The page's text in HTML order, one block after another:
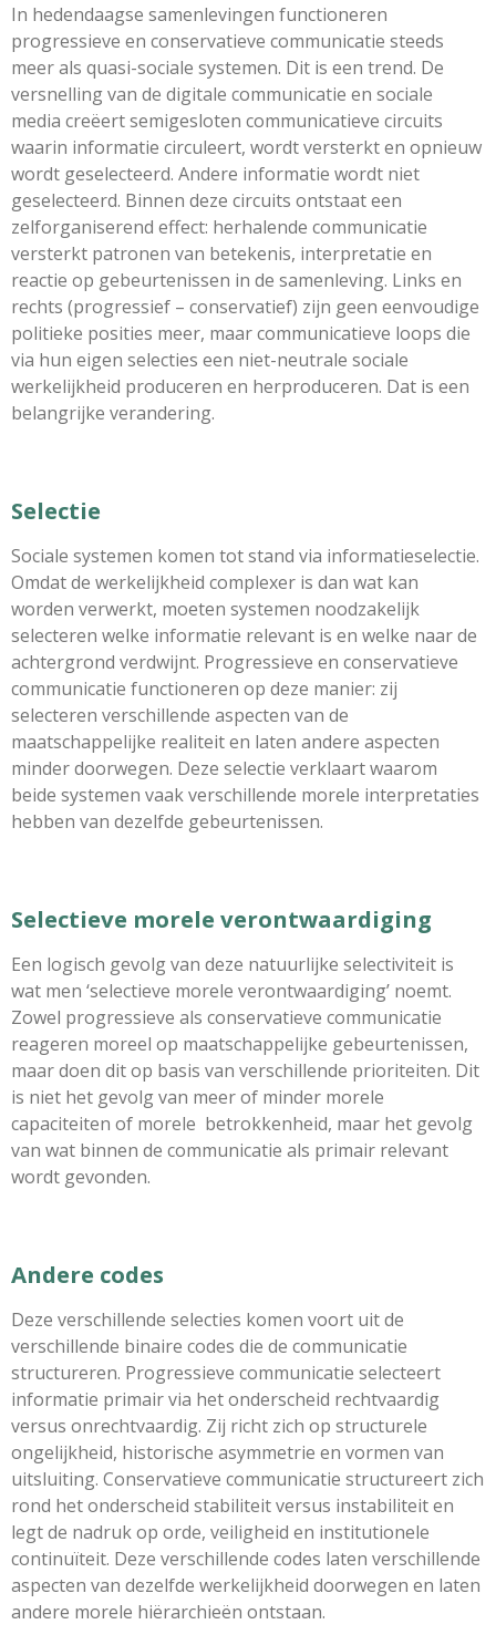
In hedendaagse samenlevingen functioneren
progressieve en conservatieve communicatie steeds
meer als quasi-sociale systemen. Dit is een trend. De
versnelling van de digitale communicatie en sociale
media creëert semigesloten communicatieve circuits
waarin informatie circuleert, wordt versterkt en opnieuw
wordt geselecteerd. Andere informatie wordt niet
geselecteerd. Binnen deze circuits ontstaat een
zelforganiserend effect: herhalende communicatie
versterkt patronen van betekenis, interpretatie en
reactie op gebeurtenissen in de samenleving. Links en
rechts (progressief – conservatief) zijn geen eenvoudige
politieke posities meer, maar communicatieve loops die
via hun eigen selecties een niet-neutrale sociale
werkelijkheid produceren en herproduceren. Dat is een
belangrijke verandering.
Selectie
Sociale systemen komen tot stand via informatieselectie.
Omdat de werkelijkheid complexer is dan wat kan
worden verwerkt, moeten systemen noodzakelijk
selecteren welke informatie relevant is en welke naar de
achtergrond verdwijnt. Progressieve en conservatieve
communicatie functioneren op deze manier: zij
selecteren verschillende aspecten van de
maatschappelijke realiteit en laten andere aspecten
minder doorwegen. Deze selectie verklaart waarom
beide systemen vaak verschillende morele interpretaties
hebben van dezelfde gebeurtenissen.
Selectieve morele verontwaardiging
Een logisch gevolg van deze natuurlijke selectiviteit is
wat men ‘selectieve morele verontwaardiging’ noemt.
Zowel progressieve als conservatieve communicatie
reageren moreel op maatschappelijke gebeurtenissen,
maar doen dit op basis van verschillende prioriteiten. Dit
is niet het gevolg van meer of minder morele
capaciteiten of morele betrokkenheid, maar het gevolg
van wat binnen de communicatie als primair relevant
wordt gevonden.
Andere codes
Deze verschillende selecties komen voort uit de
verschillende binaire codes die de communicatie
structureren. Progressieve communicatie selecteert
informatie primair via het onderscheid rechtvaardig
versus onrechtvaardig. Zij richt zich op structurele
ongelijkheid, historische asymmetrie en vormen van
uitsluiting. Conservatieve communicatie structureert zich
rond het onderscheid stabiliteit versus instabiliteit en
legt de nadruk op orde, veiligheid en institutionele
continuïteit. Deze verschillende codes laten verschillende
aspecten van dezelfde werkelijkheid doorwegen en laten
andere morele hiërarchieën ontstaan.